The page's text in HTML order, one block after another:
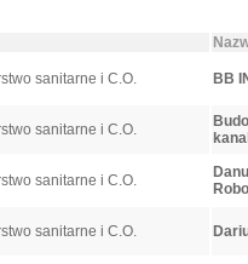
sanitarne i C.O. BB
sanitarne i C.O.
sanitarne i C.O.
sanitarne i C.O.